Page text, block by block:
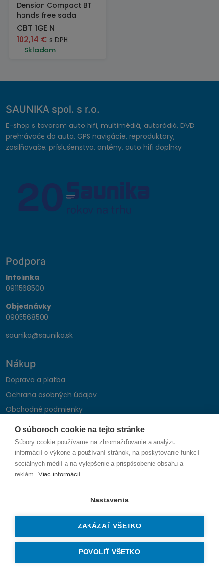
O súboroch cookie na tejto stránke
Súbory cookie používame na zhromažďovanie a analýzu
informácií o výkone a používaní stránok, na poskytovanie funkcií
sociálnych médií a na vylepšenie a prispôsobenie obsahu a
reklám. Viac informácií
Nastavenia
ZAKÁZAŤ VŠETKO
POVOLIŤ VŠETKO
Dension Compact BT
hands free sada
CBT 1GE N
102,14 € s DPH
Skladom
SAUNIKA spol. s r.o.
E-shop s tovarom auto hifi, multimédiá, autorádiá, DVD
prehrávače do auta, GPS navigácie, reproduktory,
zosilňovače, príslušenstvo, antény, auto hifi doplnky
Podpora
Infolinka
0911568500
Objednávky
0905568500
saunika@saunika.sk
Nákup
Doprava a platba
Ochrana osobných údajov
Obchodné podmienky
Reklamačný poriadok
Montáž autohifi
Formulár na odstúpenie od zmluvy
Sledujte nás
Vytvorené na mieru oddenva.sk
Právo na odstúpenie od zmluvy — odoslať žiadosť o odstúpenie